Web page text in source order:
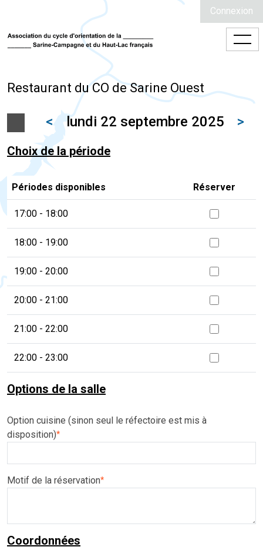
Connexion
Restaurant du CO de Sarine Ouest
< lundi 22 septembre 2025 >
Choix de la période
Périodes disponibles Réserver
17:00 - 18:00
18:00 - 19:00
19:00 - 20:00
20:00 - 21:00
21:00 - 22:00
22:00 - 23:00
Options de la salle
Option cuisine (sinon seul le réfectoire est mis à
disposition)*
Motif de la réservation*
Coordonnées